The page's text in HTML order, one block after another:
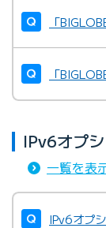
「
「
IPv6オプ
一覧を表
IPv6オプ